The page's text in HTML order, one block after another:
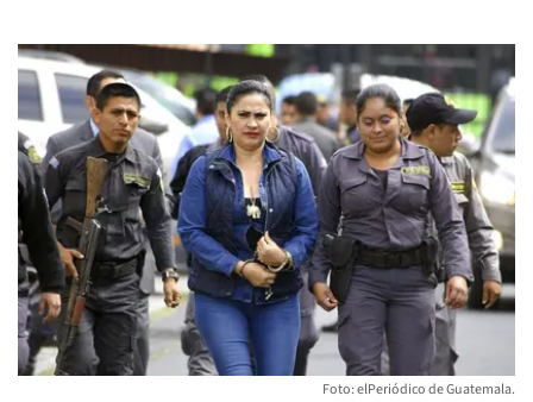
Foto: elPeriódico de Guatemala.